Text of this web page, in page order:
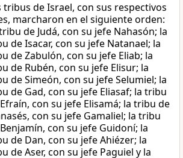
tribus de Israel, con sus respectivos
marcharon en el siguiente orden:
de Judá, con su jefe Nahasón; la
de Isacar, con su jefe Natanael; la
de Zabulón, con su jefe Eliab; la
de Rubén, con su jefe Elisur; la
de Simeón, con su jefe Selumiel; la
de Gad, con su jefe Eliasaf; la tribu
con su jefe Elisamá; la tribu de
con su jefe Gamaliel; la tribu
con su jefe Guidoní; la
de Dan, con su jefe Ahiézer; la
de Aser, con su jefe Paguiel y la